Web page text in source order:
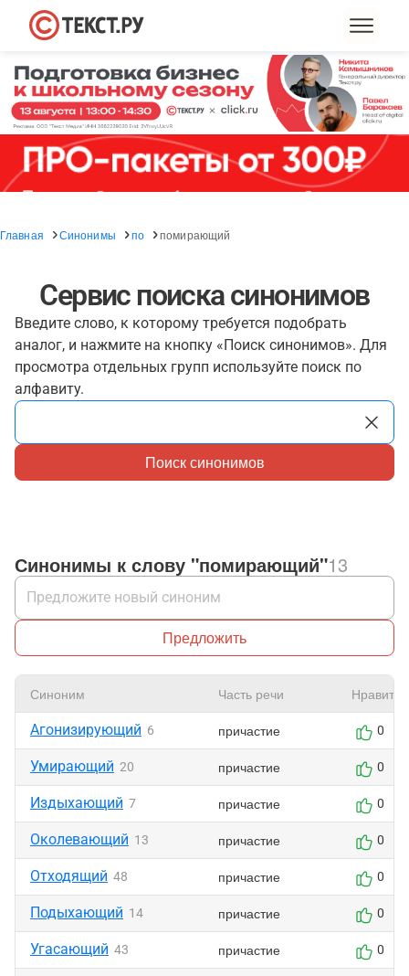
Главная Синонимы по помирающий
Сервис поиска синонимов
Введите слово, к которому требуется подобрать
аналог, и нажмите на кнопку «Поиск синонимов». Для
просмотра отдельных групп используйте поиск по
алфавиту.
Поиск синонимов
Синонимы к слову "помирающий"13
Предложить
Синоним Часть речи Нравится
Агонизирующий 6 причастие 0
Умирающий 20 причастие 0
Издыхающий 7 причастие 0
Околевающий 13 причастие 0
Отходящий 48 причастие 0
Подыхающий 14 причастие 0
Угасающий 43 причастие 0